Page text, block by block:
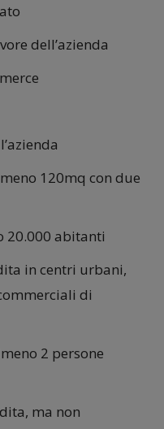
dell’azienda
120mq con due
20.000 abitanti
in centri urbani,
di
2 persone
ma non